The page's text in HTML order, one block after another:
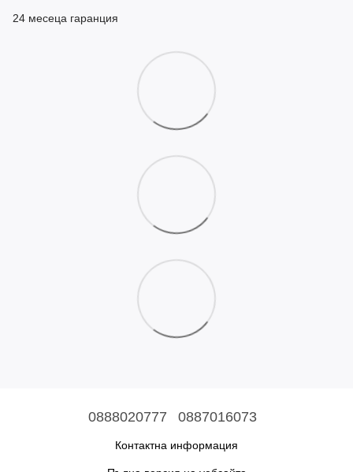
24 месеца гаранция
0888020777 0887016073
Контактна информация